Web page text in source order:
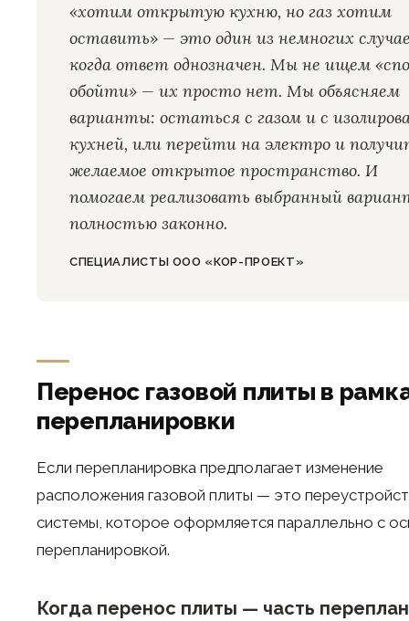
«хотим открытую кухню, но газ хотим
оставить» — это один из немногих
когда ответ однозначен. Мы не ищем
обойти» — их просто нет. Мы объясняем
варианты: остаться с газом и с
кухней, или перейти на электро и
желаемое открытое пространство. И
помогаем реализовать выбранный
полностью законно.
СПЕЦИАЛИСТЫ ООО «КОР-ПРОЕКТ»
Перенос газовой плиты в
перепланировки
Если перепланировка предполагает изменение
расположения газовой плиты — это
системы, которое оформляется параллельно с
перепланировкой.
Когда перенос плиты — часть